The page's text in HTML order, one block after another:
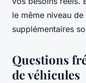
le même niveau
supplémentaires
Questions
de véhicules